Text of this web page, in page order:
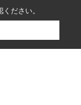
ください。